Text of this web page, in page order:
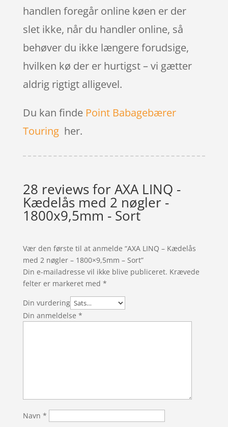
handlen foregår online køen er der
slet ikke, når du handler online, så
behøver du ikke længere forudsige,
hvilken kø der er hurtigst – vi gætter
aldrig rigtigt alligevel.
Du kan finde Point Babagebærer
Touringher.
28 reviews forAXA LINQ -
Kædelås med 2 nøgler -
1800x9,5mm - Sort
Vær den første til at anmelde “AXA LINQ – Kædelås
med 2 nøgler – 1800×9,5mm – Sort”
Din e-mailadresse vil ikke blive publiceret. Krævede
felter er markeret med *
Din vurdering
Din anmeldelse *
Navn *